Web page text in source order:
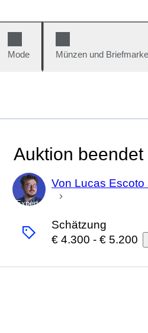
Mode Münzen und
Auktion beendet
Experte
Von Lucas Escoto
Schätzung
€ 4.300 - € 5.200